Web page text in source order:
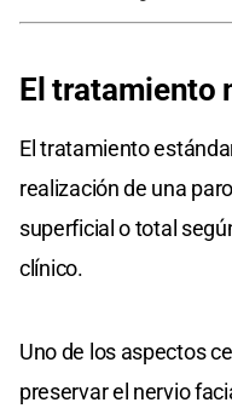
El tratamiento
El tratamiento
realización de una
superficial o total
clínico.
Uno de los aspectos
preservar el nervio